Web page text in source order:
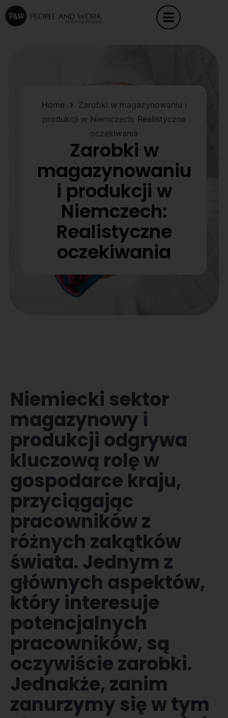
Home
Zarobki w magazynowaniu i
produkcji w Niemczech: Realistyczne
oczekiwania
Zarobki w
magazynowaniu
i produkcji w
Niemczech:
Realistyczne
oczekiwania
Niemiecki sektor
magazynowy i
produkcji odgrywa
kluczową rolę w
gospodarce kraju,
przyciągając
pracowników z
różnych zakątków
świata. Jednym z
głównych aspektów,
który interesuje
potencjalnych
pracowników, są
oczywiście zarobki.
Jednakże, zanim
zanurzymy się w tym